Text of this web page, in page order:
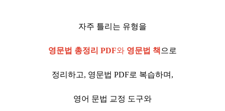
자주 틀리는 유형을
영문법 총정리 PDF와 영문법 책 으로
정리하고, 영문법 PDF로 복습하며,
영어 문법 교정 도구와